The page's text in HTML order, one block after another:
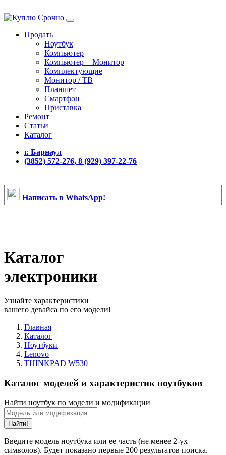
Продать
Ноутбук
Компьютер
Компьютер + Монитор
Комплектующие
Монитор / ТВ
Планшет
Смартфон
Приставка
Ремонт
Статьи
Каталог
г. Барнаул
(3852) 572-276, 8 (929) 397-22-76
Написать в WhatsApp!
Каталог
электроники
Узнайте характеристики
вашего девайса по его модели!
Главная
Каталог
Ноутбуки
Lenovo
THINKPAD W530
Каталог моделей и характеристик ноутбуков
Найти ноутбук по модели и модификации
Найти!
Введите модель ноутбука или ее часть (не менее 2-ух
символов). Будет показано первые 200 результатов поиска.